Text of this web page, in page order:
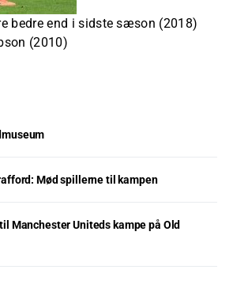
bedre end i sidste sæson (2018)
(2010)
Mød spillerne til kampen
Manchester Uniteds kampe på Old